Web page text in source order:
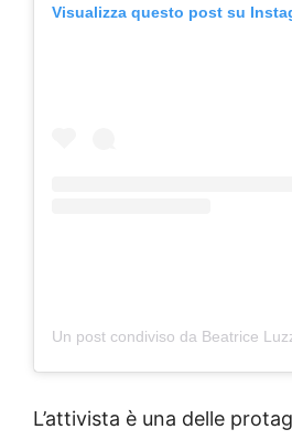
Visualizza questo post su
L’attivista è una delle